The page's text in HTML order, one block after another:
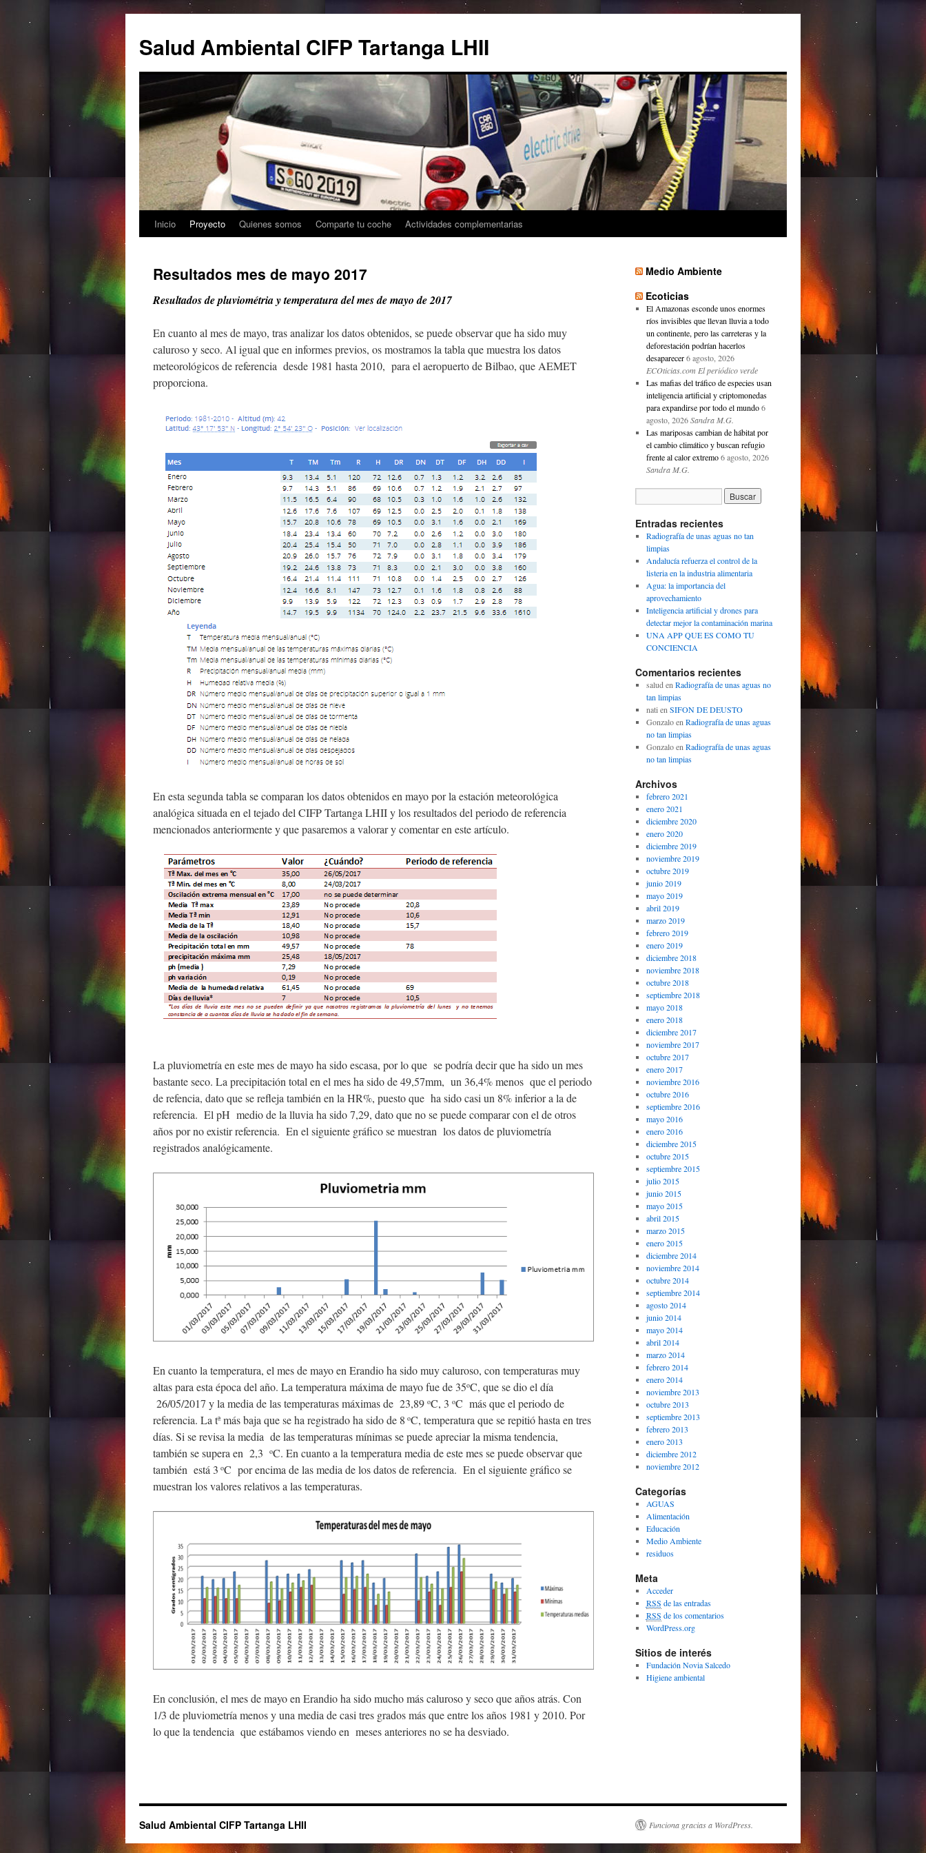
Salud Ambiental CIFP Tartanga LHII
Saltar
contenido
Inicio Proyecto Quienes somos Comparte tu coche Actividades complementarias
Resultados mes de mayo 2017
Resultados de pluviométria y temperatura del mes de mayo de 2017
En cuanto al mes de mayo, tras analizar los datos obtenidos, se puede observar que ha sido muy
caluroso y seco. Al igual que en informes previos, os mostramos la tabla que muestra los datos
meteorológicos de referencia desde 1981 hasta 2010, para el aeropuerto de Bilbao, que AEMET
proporciona.
En esta segunda tabla se comparan los datos obtenidos en mayo por la estación meteorológica
analógica situada en el tejado del CIFP Tartanga LHII y los resultados del periodo de referencia
mencionados anteriormente y que pasaremos a valorar y comentar en este artículo.
La pluviometría en este mes de mayo ha sido escasa, por lo que se podría decir que ha sido un mes
bastante seco. La precipitación total en el mes ha sido de 49,57mm, un 36,4% menos que el periodo
de refencia, dato que se refleja también en la HR%, puesto que ha sido casi un 8% inferior a la de
referencia. El pH medio de la lluvia ha sido 7,29, dato que no se puede comparar con el de otros
años por no existir referencia. En el siguiente gráfico se muestran los datos de pluviometría
registrados analógicamente.
En cuanto la temperatura, el mes de mayo en Erandio ha sido muy caluroso, con temperaturas muy
altas para esta época del año. La temperatura máxima de mayo fue de 35oC, que se dio el día
26/05/2017 y la media de las temperaturas máximas de 23,89 oC, 3 oC más que el periodo de
referencia. La tª más baja que se ha registrado ha sido de 8 oC, temperatura que se repitió hasta en tres
días. Si se revisa la media de las temperaturas mínimas se puede apreciar la misma tendencia,
también se supera en 2,3
oC. En cuanto a la temperatura media de este mes se puede observar que
también está 3 oC por encima de las media de los datos de referencia. En el siguiente gráfico se
muestran los valores relativos a las temperaturas.
En conclusión, el mes de mayo en Erandio ha sido mucho más caluroso y seco que años atrás. Con
1/3 de pluviometría menos y una media de casi tres grados más que entre los años 1981 y 2010. Por
lo que la tendencia que estábamos viendo en meses anteriores no se ha desviado.
Medio Ambiente
Ecoticias
El Amazonas esconde unos enormes
ríos invisibles que llevan lluvia a todo
un continente, pero las carreteras y la
deforestación podrían hacerlos
desaparecer 6 agosto, 2026
ECOticias.com El periódico verde
Las mafias del tráfico de especies usan
inteligencia artificial y criptomonedas
para expandirse por todo el mundo 6
agosto, 2026 Sandra M.G.
Las mariposas cambian de hábitat por
el cambio climático y buscan refugio
frente al calor extremo 6 agosto, 2026
Sandra M.G.
Entradas recientes
Radiografía de unas aguas no tan
limpias
Andalucía refuerza el control de la
listeria en la industria alimentaria
Agua: la importancia del
aprovechamiento
Inteligencia artificial y drones para
detectar mejor la contaminación marina
UNA APP QUE ES COMO TU
CONCIENCIA
Comentarios recientes
salud en Radiografía de unas aguas no
tan limpias
nati en SIFON DE DEUSTO
Gonzaloen Radiografía de unas aguas
no tan limpias
Gonzaloen Radiografía de unas aguas
no tan limpias
Archivos
febrero 2021
enero 2021
diciembre 2020
enero 2020
diciembre 2019
noviembre 2019
octubre 2019
junio 2019
mayo 2019
abril 2019
marzo 2019
febrero 2019
enero 2019
diciembre 2018
noviembre 2018
octubre 2018
septiembre 2018
mayo 2018
enero 2018
diciembre 2017
noviembre 2017
octubre 2017
enero 2017
noviembre 2016
octubre 2016
septiembre 2016
mayo 2016
enero 2016
diciembre 2015
octubre 2015
septiembre 2015
julio 2015
junio 2015
mayo 2015
abril 2015
marzo 2015
enero 2015
diciembre 2014
noviembre 2014
octubre 2014
septiembre 2014
agosto 2014
junio 2014
mayo 2014
abril 2014
marzo 2014
febrero 2014
enero 2014
noviembre 2013
octubre 2013
septiembre 2013
febrero 2013
enero 2013
diciembre 2012
noviembre 2012
Categorías
AGUAS
Alimentación
Educación
Medio Ambiente
residuos
Meta
Acceder
RSS de las entradas
RSS de los comentarios
WordPress.org
Sitios de interés
Fundación Novia Salcedo
Higiene ambiental
Salud Ambiental CIFP Tartanga LHII Funciona gracias a WordPress.